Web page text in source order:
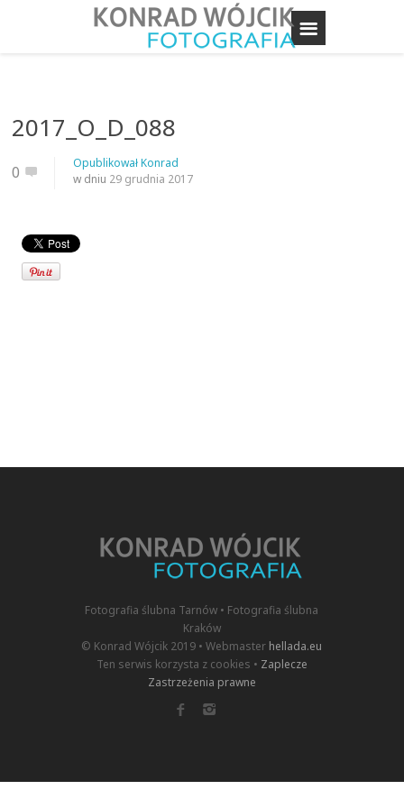
2017_O_D_088
0 OpublikowałKonrad
w dniu 29 grudnia 2017
Fotografia ślubna Tarnów • Fotografia ślubna
Kraków
© Konrad Wójcik 2019 • Webmaster hellada.eu
Ten serwis korzysta z cookies • Zaplecze
Zastrzeżenia prawne